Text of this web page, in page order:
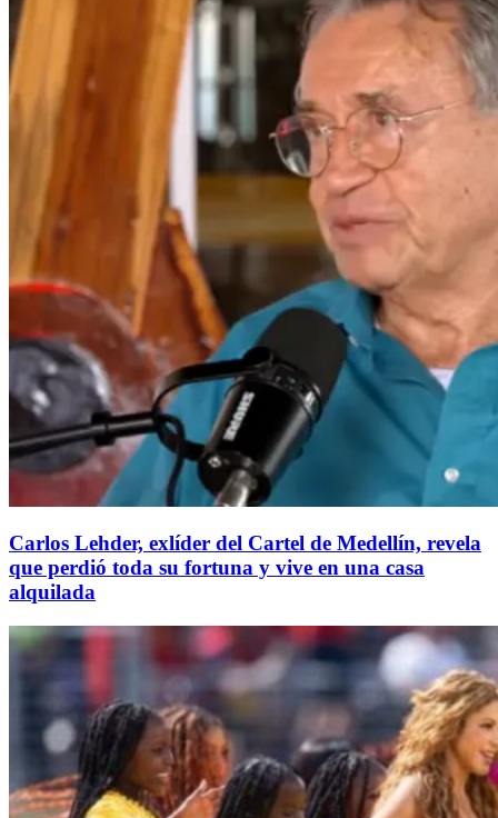
Carlos Lehder, exlíder del Cartel de Medellín, revela
que perdió toda su fortuna y vive en una casa
alquilada